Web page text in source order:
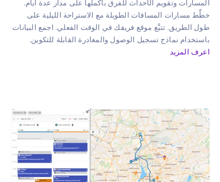
المسارات وتقويم الأحداث للفرق بأكملها على مدار عدة أيام.
خطِّط مسارات المسافات الطويلة مع الاستراحة الليلية على
طول الطريق. تتبَّع موقع فريقك في الوقت الفعلي. اجمع البيانات
باستخدام نماذج تسجيل الوصول والمغادرة القابلة للتكوين.
اعرف المزيد